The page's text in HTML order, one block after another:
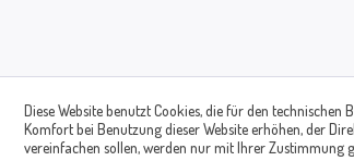
Diese Website benutzt Cookies, die für den
Komfort bei Benutzung dieser Website erhöhen, der
vereinfachen sollen, werden nur mit Ihrer Zustimmung